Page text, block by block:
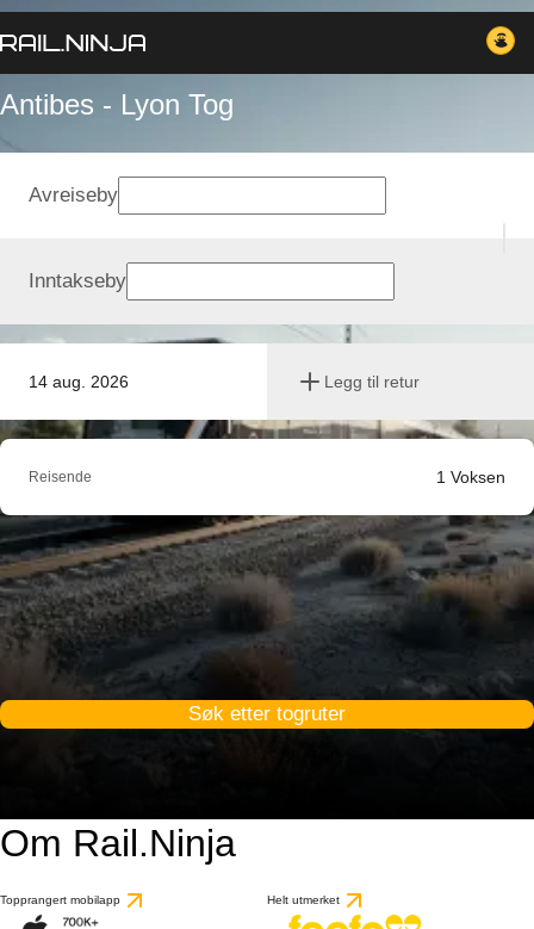
Antibes - Lyon Tog
14 aug. 2026 Legg til retur
Avreiseby
Inntakseby
Reisende 1 Voksen
Søk etter togruter
Om Rail.Ninja
Topprangert mobilapp Helt utmerket